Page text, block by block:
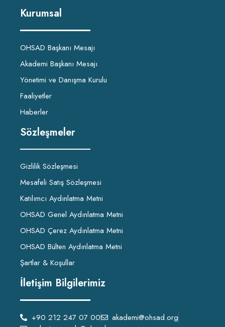
Kurumsal
OHSAD Başkanı Mesajı
Akademi Başkanı Mesajı
Yönetimi ve Danışma Kurulu
Faaliyetler
Haberler
Sözleşmeler
Gizlilik Sözleşmesi
Mesafeli Satış Sözleşmesi
Katılımcı Aydınlatma Metni
OHSAD Genel Aydınlatma Metni
OHSAD Çerez Aydınlatma Metni
OHSAD Bülten Aydınlatma Metni
Şartlar & Koşullar
İletişim Bilgilerimiz
+90 212 247 07 00
akademi@ohsad.org